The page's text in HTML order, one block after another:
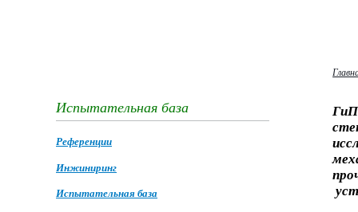
Испытательная база
Референции
Инжиниринг
Испытательная база
ГиП